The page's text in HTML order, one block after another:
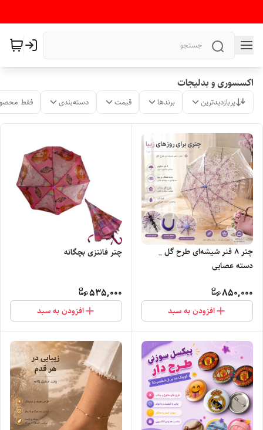
اکسسوری و بدلیجات
پربازدیدترین برندها قیمت دسته‌بندی فقط
چتر ۸ فنر شیشه‌ای طرح گل _
دسته عصایی
850,000
افزودن به سبد
چتر فانتزی بچگانه
535,000
افزودن به سبد